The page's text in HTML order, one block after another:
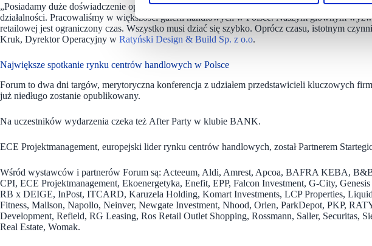
„Posiadamy duże doświadczenie oparte na wnioskach wyciągniętych z sukcesów jak i porażek
działalności. Pracowaliśmy w większości galerii handlowych w Polsce. Naszym głównym
retailowej jest ograniczony czas. Wszystko musi dziać się szybko. Oprócz czasu, istotnym
Kruk, Dyrektor Operacyjny w Ratyński Design & Build Sp. z o.o.
Największe spotkanie rynku centrów handlowych w Polsce
Forum to dwa dni targów, merytoryczna konferencja z udziałem przedstawicieli kluczowych
już niedługo zostanie opublikowany.
Na uczestników wydarzenia czeka też After Party w klubie BANK.
ECE Projektmanagement, europejski lider rynku centrów handlowych, został Partnerem
Wśród wystawców i partnerów Forum są: Acteeum, Aldi, Amrest, Apcoa, BAFRA KEBA,
CPI, ECE Projektmanagement, Ekoenergetyka, Enefit, EPP, Falcon Investment, G-City,
RB x DEIGE, InPost, ITCARD, Karuzela Holding, Komart Investments, LCP Properties,
Fitness, Mallson, Napollo, Neinver, Newgate Investment, Nhood, Orlen, ParkDepot, PKP,
Development, Refield, RG Leasing, Ros Retail Outlet Shopping, Rossmann, Saller, Securitas,
Real Estate, Womak.